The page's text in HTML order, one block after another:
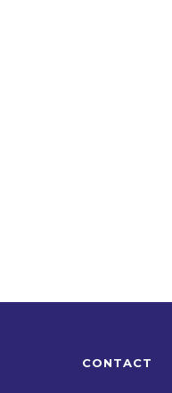
CONTACT